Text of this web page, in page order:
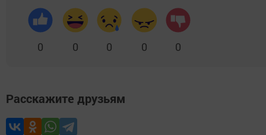
0 0 0 0 0
Расскажите друзьям